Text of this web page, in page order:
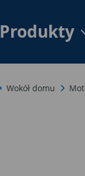
Produkty
Wokół domu